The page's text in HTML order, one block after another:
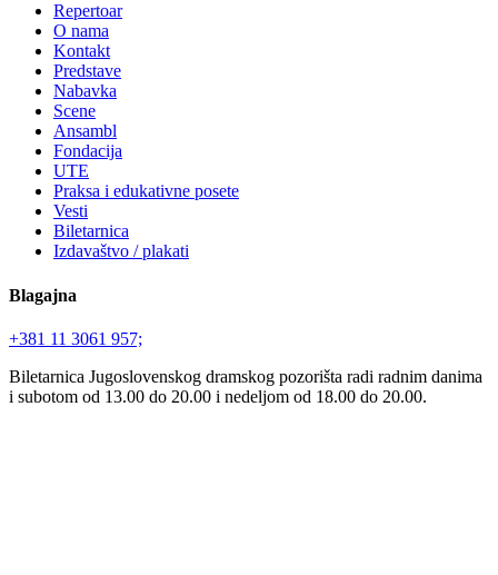
Repertoar
O nama
Kontakt
Predstave
Nabavka
Scene
Ansambl
Fondacija
UTE
Praksa i edukativne posete
Vesti
Biletarnica
Izdavaštvo / plakati
Blagajna
+381 11 3061 957;
Biletarnica Jugoslovenskog dramskog pozorišta radi radnim danima
i subotom od 13.00 do 20.00 i nedeljom od 18.00 do 20.00.